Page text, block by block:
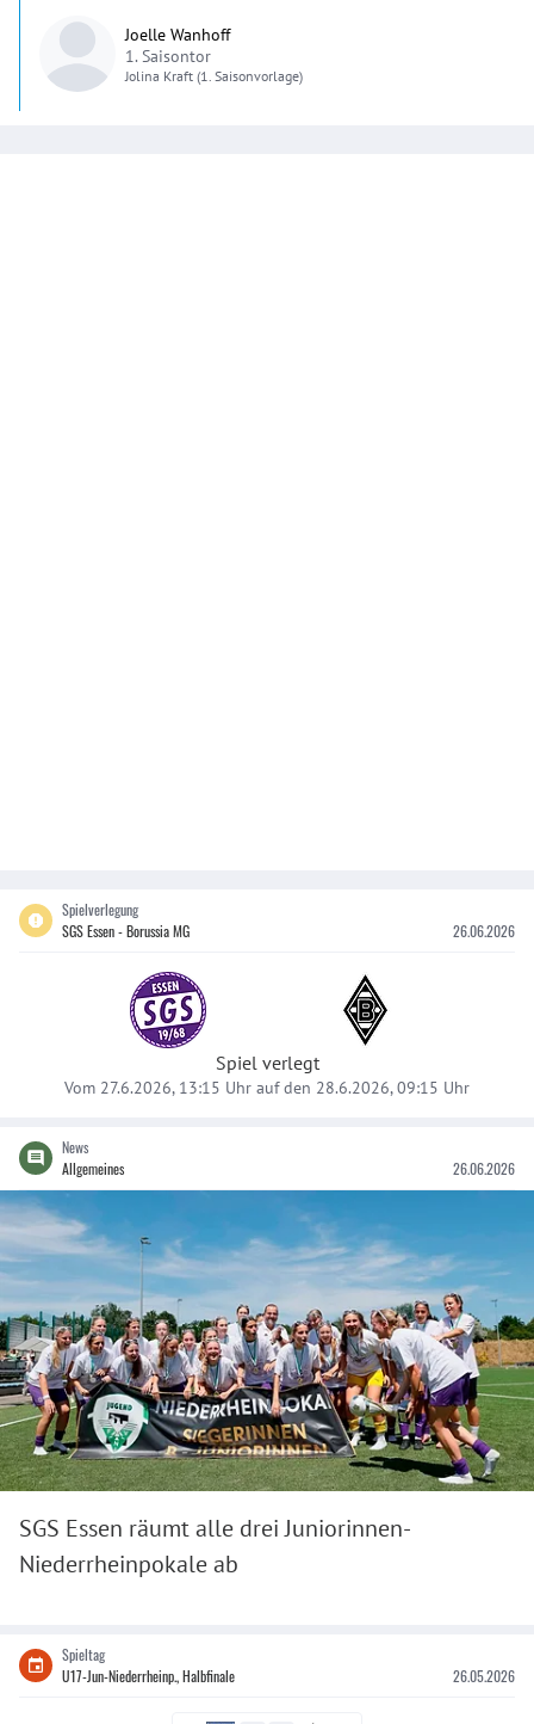
Joelle Wanhoff
1. Saisontor
Jolina Kraft (1. Saisonvorlage)
Spielverlegung
SGS Essen - Borussia MG
26.06.2026
Spiel verlegt
Vom 27.6.2026, 13:15 Uhr auf den 28.6.2026, 09:15 Uhr
News
Allgemeines
26.06.2026
SGS Essen räumt alle drei Juniorinnen-
Niederrheinpokale ab
Spieltag
U17-Jun-Niederrheinp., Halbfinale
26.05.2026